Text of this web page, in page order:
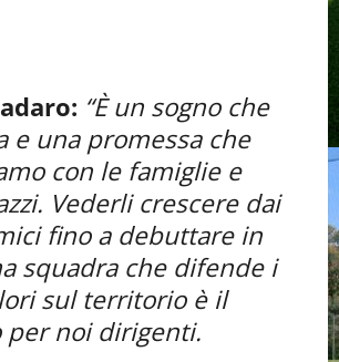
“È un sogno che
e una promessa che
con le famiglie e
Vederli crescere dai
fino a debuttare in
squadra che difende i
sul territorio è il
per noi dirigenti.